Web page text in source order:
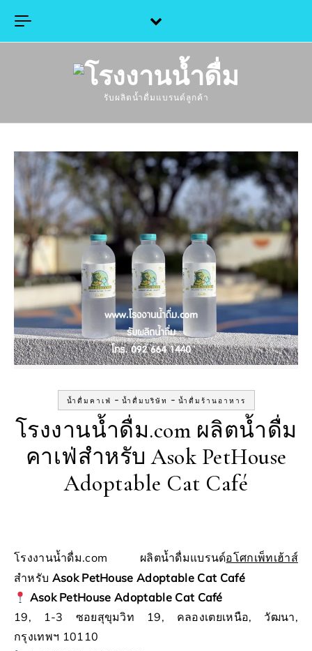
รับผลิตน้ำดื่มแบรนด์ลูกค้า
น้ำดื่มคาเฟ่ - น้ำดื่มบริษัท - น้ำดื่มร้านอาหาร
โรงงานน้ำดื่ม.com ผลิตน้ำดื่ม
คาเฟ่สำหรับ Asok PetHouse
Adoptable Cat Café
โรงงานน้ำดื่ม.com ผลิตน้ำดื่มแบรนด์อโศกเพ็ทเฮ้าส์
สำหรับ Asok PetHouse Adoptable Cat Café
Asok PetHouse Adoptable Cat Café
19, 1-3 ซอยสุขุมวิท 19, คลองเตยเหนือ, วัฒนา,
กรุงเทพฯ 10110